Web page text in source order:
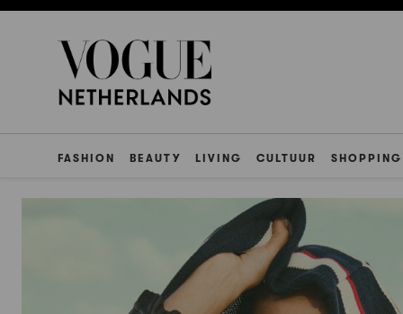
FASHION BEAUTY LIVING CULTUUR SHOPPING